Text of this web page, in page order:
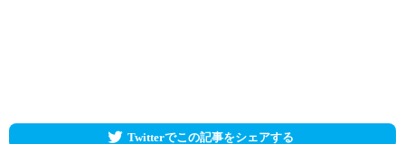
Twitterでこの記事をシェアする